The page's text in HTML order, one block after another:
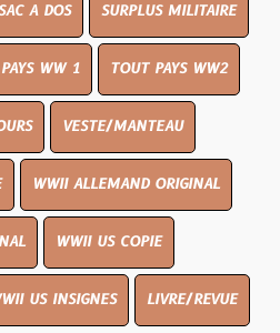
A DOS SURPLUS MILITAIRE
WW 1 TOUT PAYS WW2
VESTE/MANTEAU
WWII ALLEMAND ORIGINAL
WWII US COPIE
US INSIGNES LIVRE/REVUE